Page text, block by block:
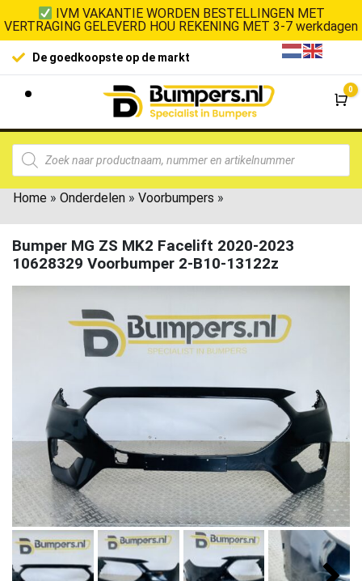
IVM VAKANTIE WORDEN BESTELLINGEN MET
VERTRAGING GELEVERD HOU REKENING MET 3-7 werkdagen
De goedkoopste op de markt
0
Home » Onderdelen » Voorbumpers »
Bumper MG ZS MK2 Facelift 2020-2023
10628329 Voorbumper 2-B10-13122z